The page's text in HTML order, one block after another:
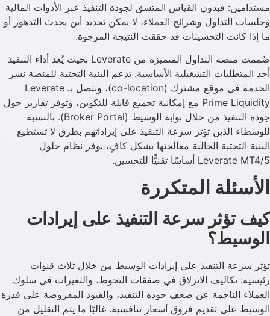
مستدامين: فبدون القياس المتسق لجودة التنفيذ عبر الأدوات المالية
وجلسات التداول وشرائح العملاء، لا يمكن تحديد أين يحدث التدهور أو
ما إذا كانت التحسينات قد حققت النتيجة المرجوة.
صُممت منصة التداول المتميزة من Leverate بحيث يُعد أداء التنفيذ
أحد المتطلبات التشغيلية الأساسية. تدعم البنية التحتية للمنصة نشر
الخدمة في موقع مشترك (co-location)، وتتصل بـ Leverate
Prime Liquidity مع إمكانية تجميع قابلة للتكوين، وتوفر تقارير حول
جودة التنفيذ من خلال بوابة الوسيط (Broker Portal). بالنسبة
للوسطاء الذين تؤثر سرعة التنفيذ على إيراداتهم بطرق لا تستطيع
البنية التحتية الحالية معالجتها بشكل كافٍ، يوفر نظام حلول
Leverate MT4/5 أساسًا تقنيًّا للتحسين.
الأسئلة المتكررة
كيف تؤثر سرعة التنفيذ على إيرادات
الوسيط؟
تؤثر سرعة التنفيذ على إيرادات الوسيط من خلال ثلاث قنوات
رئيسية: تكاليف الانزلاق في صفقات التحوط، والتغيرات في سلوك
العملاء الناجمة عن ضعف جودة التنفيذ، والقيود المفروضة على قدرة
الوسيط على تقديم فروق أسعار تنافسية. غالبًا ما يتم التقليل من